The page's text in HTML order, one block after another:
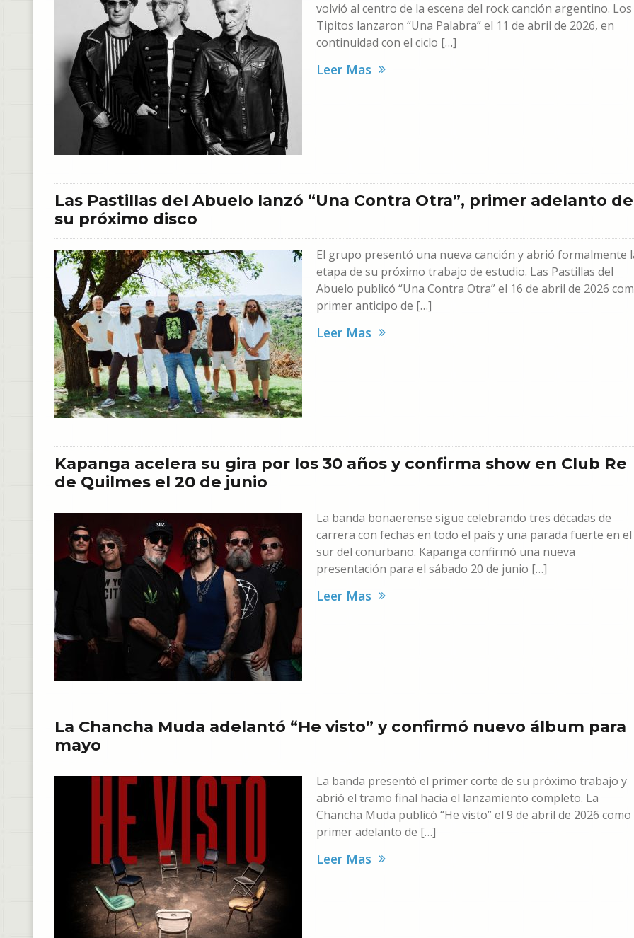
volvió al centro de la escena del rock canción argentino. Los
Tipitos lanzaron “Una Palabra” el 11 de abril de 2026, en
continuidad con el ciclo […]
Leer Mas
Las Pastillas del Abuelo lanzó “Una Contra Otra”, primer adelanto de
su próximo disco
El grupo presentó una nueva canción y abrió formalmente
etapa de su próximo trabajo de estudio. Las Pastillas del
Abuelo publicó “Una Contra Otra” el 16 de abril de 2026
primer anticipo de […]
Leer Mas
Kapanga acelera su gira por los 30 años y confirma show en Club Re
de Quilmes el 20 de junio
La banda bonaerense sigue celebrando tres décadas de
carrera con fechas en todo el país y una parada fuerte en el
sur del conurbano. Kapanga confirmó una nueva
presentación para el sábado 20 de junio […]
Leer Mas
La Chancha Muda adelantó “He visto” y confirmó nuevo álbum para
mayo
La banda presentó el primer corte de su próximo trabajo y
abrió el tramo final hacia el lanzamiento completo. La
Chancha Muda publicó “He visto” el 9 de abril de 2026 como
primer adelanto de […]
Leer Mas